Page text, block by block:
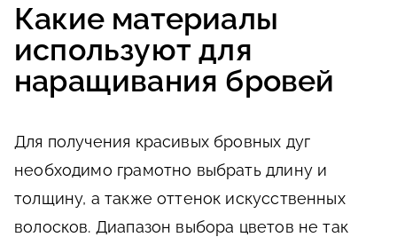
Какие материалы
используют для
наращивания бровей
Для получения красивых бровных дуг
необходимо грамотно выбрать длину и
толщину, а также оттенок искусственных
волосков. Диапазон выбора цветов не так